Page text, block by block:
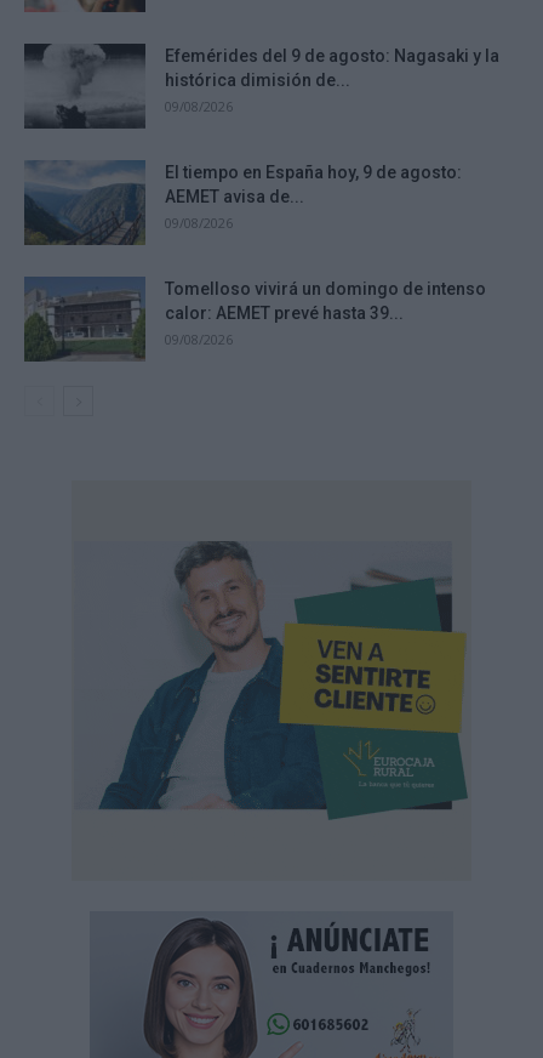
Efemérides del 9 de agosto: Nagasaki y la
histórica dimisión de...
09/08/2026
El tiempo en España hoy, 9 de agosto:
AEMET avisa de...
09/08/2026
Tomelloso vivirá un domingo de intenso
calor: AEMET prevé hasta 39...
09/08/2026